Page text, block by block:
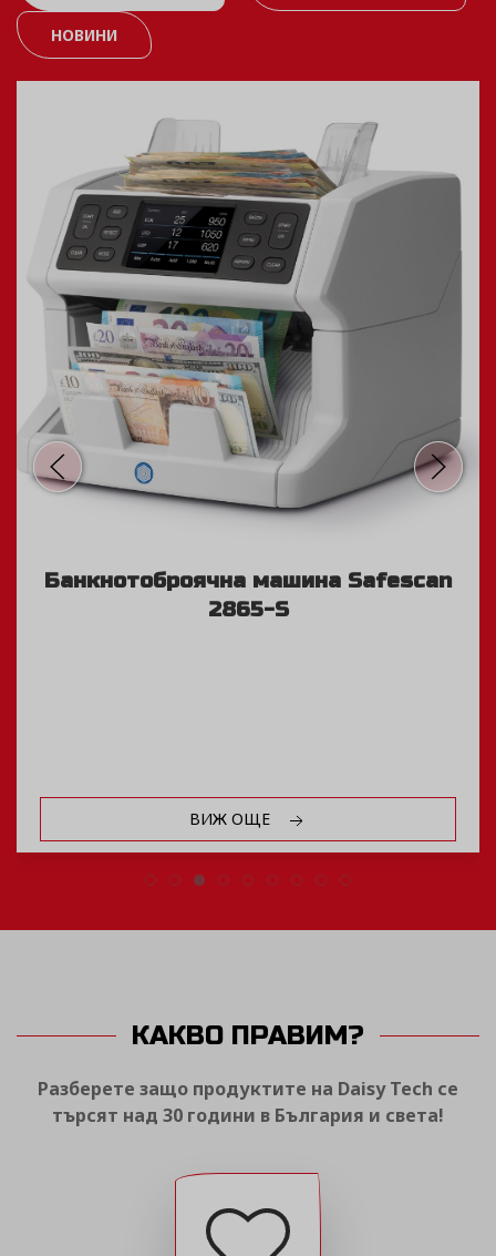
НОВИНИ
Банкнотоброячна машина Safescan
2865-S
ВИЖ ОЩЕ
КАКВО ПРАВИМ?
Разберете защо продуктите на Daisy Tech се
търсят над 30 години в България и света!